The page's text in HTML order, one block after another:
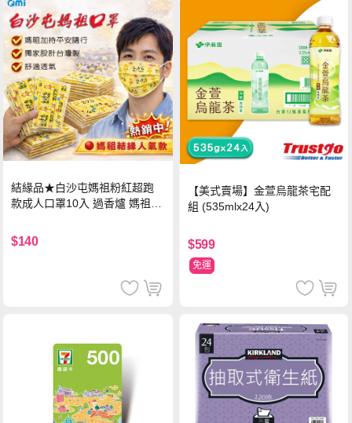
結緣品★白沙屯媽祖粉紅超跑
款成人口罩10入 過香爐 媽祖加
$140
【美式賣場】金萱烏龍茶宅配
組 (535mlx24入)
$599
免運